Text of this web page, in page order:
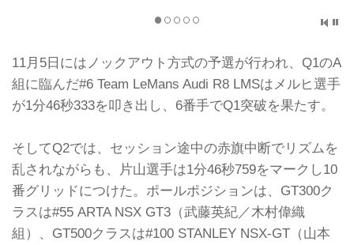
11月5日にはノックアウト方式の予選が行われ、Q1のA
組に臨んだ#6 Team LeMans Audi R8 LMSはメルヒ選手
が1分46秒333を叩き出し、6番手でQ1突破を果たす。
そしてQ2では、セッション途中の赤旗中断でリズムを
乱されながらも、片山選手は1分46秒759をマークし10
番グリッドにつけた。ポールポジションは、GT300ク
ラスは#55 ARTA NSX GT3（武藤英紀／木村偉織
組）、GT500クラスは#100 STANLEY NSX-GT（山本